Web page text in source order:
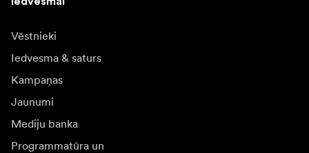
Vēstnieki
Iedvesma & saturs
Kampaņas
Jaunumi
Mediju banka
Programmatūra un